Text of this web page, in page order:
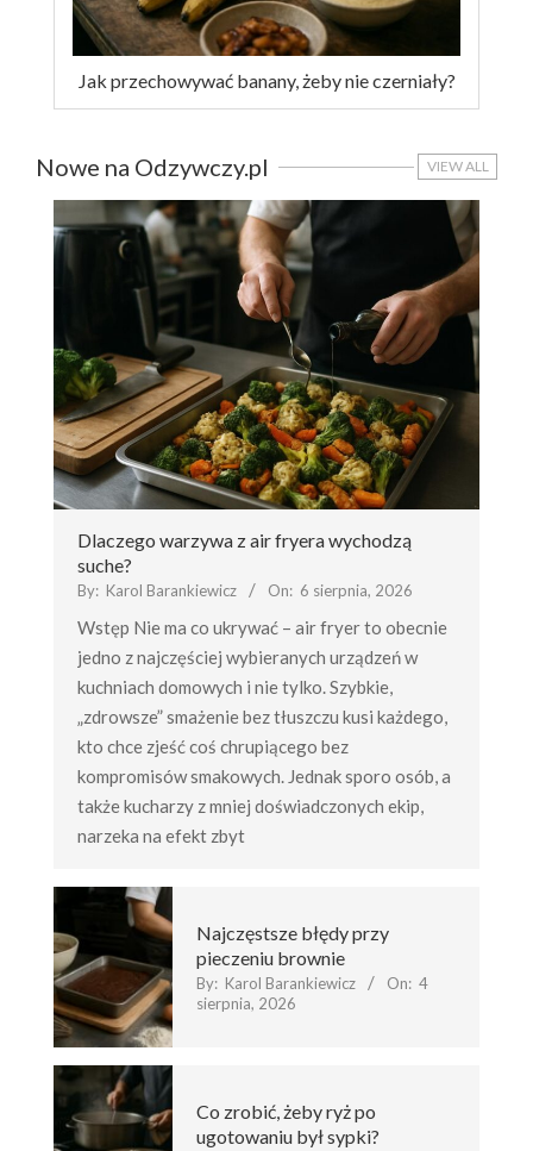
Jak przechowywać banany, żeby nie czerniały?
Nowe na Odzywczy.pl VIEW ALL
Dlaczego warzywa z air fryera wychodzą
suche?
By: Karol Barankiewicz On: 6 sierpnia, 2026
Wstęp Nie ma co ukrywać – air fryer to obecnie
jedno z najczęściej wybieranych urządzeń w
kuchniach domowych i nie tylko. Szybkie,
„zdrowsze” smażenie bez tłuszczu kusi każdego,
kto chce zjeść coś chrupiącego bez
kompromisów smakowych. Jednak sporo osób, a
także kucharzy z mniej doświadczonych ekip,
narzeka na efekt zbyt
Najczęstsze błędy przy
pieczeniu brownie
By: Karol Barankiewicz On: 4
sierpnia, 2026
Co zrobić, żeby ryż po
ugotowaniu był sypki?